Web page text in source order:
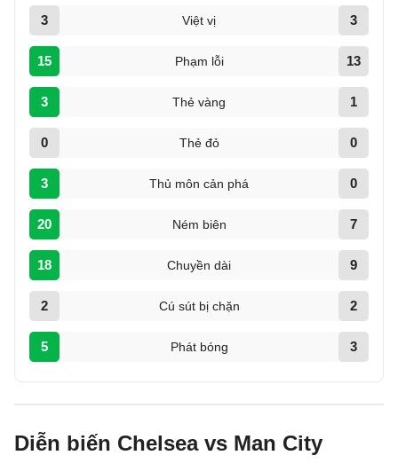
3 Việt vị 3
15 Phạm lỗi 13
3 Thẻ vàng 1
0 Thẻ đỏ 0
3 Thủ môn cản phá 0
20 Ném biên 7
18 Chuyền dài 9
2 Cú sút bị chặn 2
5 Phát bóng 3
Diễn biến Chelsea vs Man City